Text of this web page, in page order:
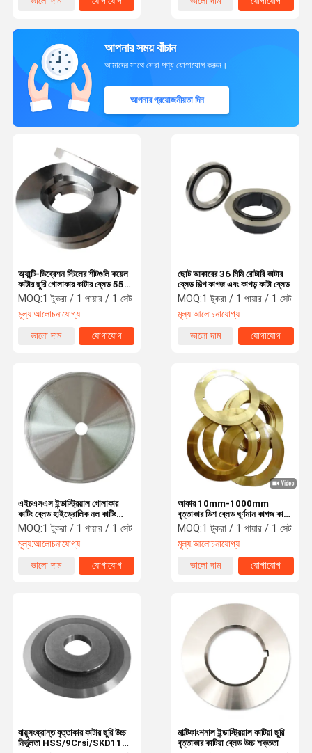
আমাদের সম্পর্কে
আপনার সময় বাঁচান
আমাদের সাথে সেরা পণ্য যোগাযোগ করুন।
আপনার প্রয়োজনীয়তা দিন
ছোট আকারের 36 মিমি রোটারি কাটার
ব্লেড শিল্প কাগজ এবং কাপড় কাটা ব্লেড
MOQ:1 টুকরা / 1 পায়ার / 1 সেট
মূল্য:আলোচনাযোগ্য
ভালো দাম
যোগাযোগ
অ্যান্টি-ভিব্রেশন স্টিলের শীটগুলি কয়েল
কাটার ছুরি গোলাকার কাটার ব্লেড 55-
68HRC
MOQ:1 টুকরা / 1 পায়ার / 1 সেট
মূল্য:আলোচনাযোগ্য
ভালো দাম
যোগাযোগ
আকার 10mm-1000mm
বৃত্তাকার ডিশ ব্লেড ঘূর্ণমান কাগজ কাটা
ব্লেড পরিধান প্রতিরোধের
MOQ:1 টুকরা / 1 পায়ার / 1 সেট
মূল্য:আলোচনাযোগ্য
ভালো দাম
যোগাযোগ
এইচএসএস ইন্ডাস্ট্রিয়াল গোলাকার
কাটিং ব্লেড হাইড্রোলিক নল কাটিং
ব্লেড উচ্চ নির্ভুলতা
MOQ:1 টুকরা / 1 পায়ার / 1 সেট
মূল্য:আলোচনাযোগ্য
ভালো দাম
যোগাযোগ
মাল্টিফাংশনাল ইন্ডাস্ট্রিয়াল কাটিয়া ছুরি
বৃত্তাকার কাটিয়া ব্লেড উচ্চ শক্ততা
বায়ুসংক্রান্ত বৃত্তাকার কাটার ছুরি উচ্চ
নির্ভুলতা HSS/9Crsi/SKD11